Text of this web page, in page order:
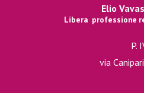
Elio
Libera professione
P.
via